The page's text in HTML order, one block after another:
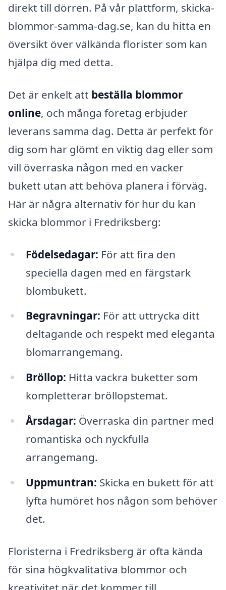
direkt till dörren. På vår plattform, skicka-
blommor-samma-dag.se, kan du hitta en
översikt över välkända florister som kan
hjälpa dig med detta.
Det är enkelt att beställa blommor
online, och många företag erbjuder
leverans samma dag. Detta är perfekt för
dig som har glömt en viktig dag eller som
vill överraska någon med en vacker
bukett utan att behöva planera i förväg.
Här är några alternativ för hur du kan
skicka blommor i Fredriksberg:
Födelsedagar: För att fira den
speciella dagen med en färgstark
blombukett.
Begravningar: För att uttrycka ditt
deltagande och respekt med eleganta
blomarrangemang.
Bröllop: Hitta vackra buketter som
kompletterar bröllopstemat.
Årsdagar: Överraska din partner med
romantiska och nyckfulla
arrangemang.
Uppmuntran: Skicka en bukett för att
lyfta humöret hos någon som behöver
det.
Floristerna i Fredriksberg är ofta kända
för sina högkvalitativa blommor och